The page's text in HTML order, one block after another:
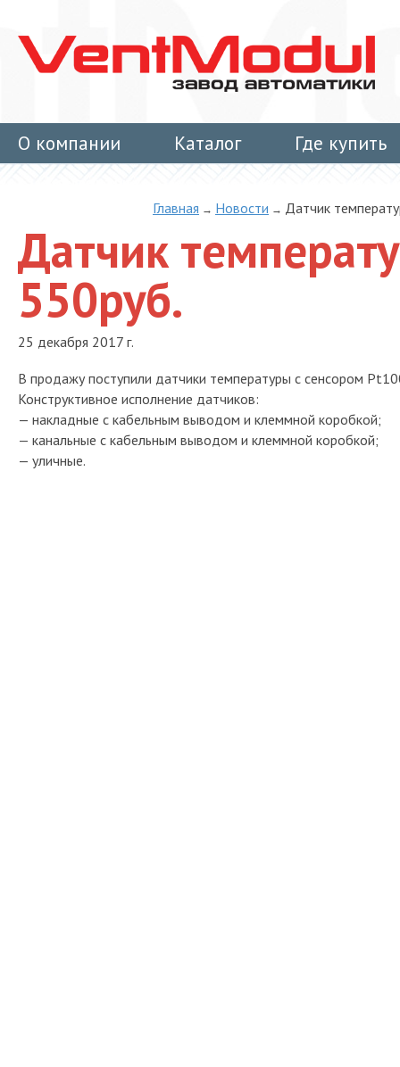
О компании Каталог
Где купить
Главная → Новости → Датчик
Датчик
550руб.
25 декабря 2017 г.
В продажу поступили датчики температуры с сенсором
Конструктивное исполнение датчиков:
— накладные с кабельным выводом и клеммной коробкой;
— канальные с кабельным выводом и клеммной коробкой;
— уличные.